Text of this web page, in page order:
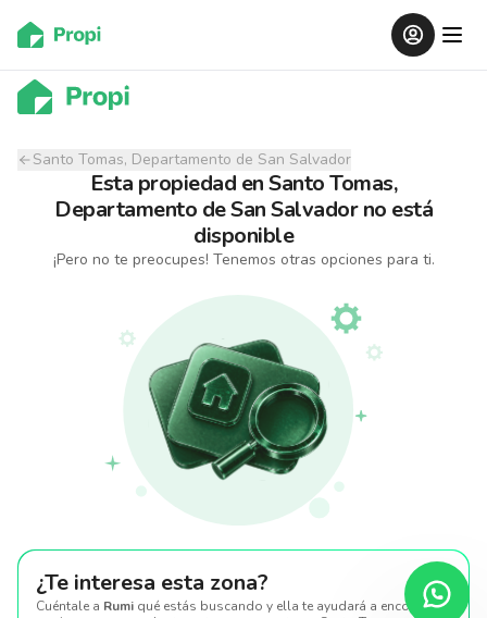
Santo Tomas, Departamento de San Salvador
Esta propiedad enSanto Tomas,
Departamento de San Salvador no está
disponible
¡Pero no te preocupes! Tenemos otras opciones para ti.
¿Te interesa esta zona?
Cuéntale a Rumi qué estás buscando y ella te ayudará a encontrar